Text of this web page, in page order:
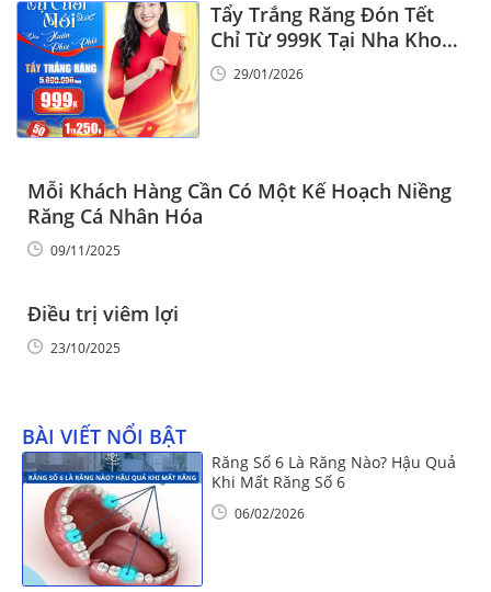
Tẩy Trắng Răng Đón Tết
Chỉ Từ 999K Tại Nha Khoa
Vinalign
29/01/2026
Mỗi Khách Hàng Cần Có Một Kế Hoạch Niềng
Răng Cá Nhân Hóa
09/11/2025
Điều trị viêm lợi
23/10/2025
BÀI VIẾT NỔI BẬT
Răng Số 6 Là Răng Nào? Hậu Quả
Khi Mất Răng Số 6
06/02/2026